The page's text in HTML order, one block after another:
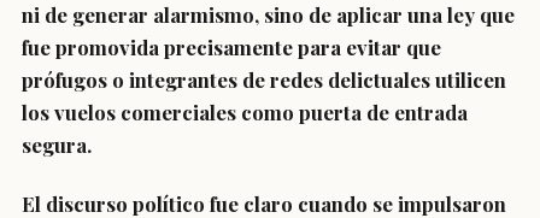
ni de generar alarmismo, sino de aplicar una ley que
fue promovida precisamente para evitar que
prófugos o integrantes de redes delictuales utilicen
los vuelos comerciales como puerta de entrada
segura.
El discurso político fue claro cuando se impulsaron